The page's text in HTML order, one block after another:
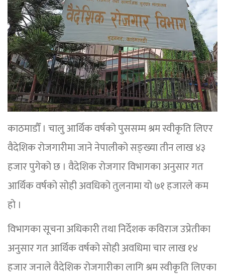
काठमाडौँ । चालु आर्थिक वर्षको पुससम्म श्रम स्वीकृति लिएर
वैदेशिक रोजगारीमा जाने नेपालीको सङ्ख्या तीन लाख ४३
हजार पुगेको छ । वैदेशिक रोजगार विभागका अनुसार गत
आर्थिक वर्षको सोही अवधिको तुलनामा यो ७१ हजारले कम
हो ।
विभागका सूचना अधिकारी तथा निर्देशक कविराज उप्रेतीका
अनुसार गत आर्थिक वर्षको सोही अवधिमा चार लाख १४
हजार जनाले वैदेशिक रोजगारीका लागि श्रम स्वीकृति लिएका